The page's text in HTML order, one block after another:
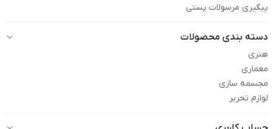
پیگیری مرسولات پستی
دسته بندی محصولات
هنری
معماری
مجسمه سازی
لوازم تحریر